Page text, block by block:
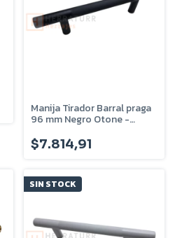
Manija Tirador Barral praga
96 mm Negro Otone -
$7.814,91
SIN STOCK